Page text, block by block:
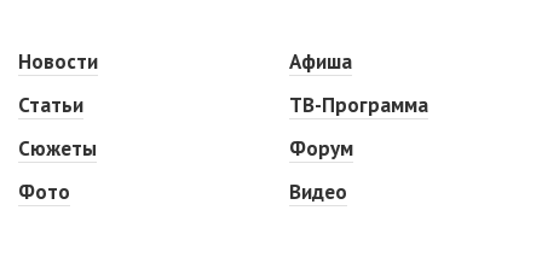
Новости
Статьи
Сюжеты
Фото
Афиша
ТВ-Программа
Форум
Видео